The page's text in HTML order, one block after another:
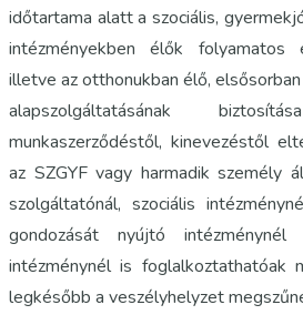
időtartama alatt a szociális,
intézményekben élők folyamatos
illetve az otthonukban élő,
alapszolgáltatásának
munkaszerződéstől, kinevezéstől
az SZGYF vagy harmadik személy
szolgáltatónál, szociális
gondozását nyújtó intézménynél
intézménynél is foglalkoztathatóak
legkésőbb a veszélyhelyzet